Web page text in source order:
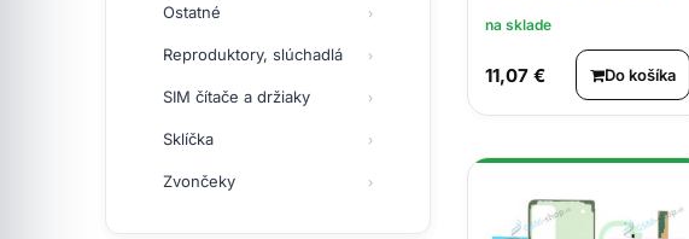
Ostatné
Reproduktory, slúchadlá
SIM čítače a držiaky
Sklíčka
Zvončeky
na sklade
11,07 € Do košíka